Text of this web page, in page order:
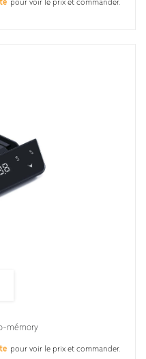
pour voir le prix et commander.
mémory
pour voir le prix et commander.